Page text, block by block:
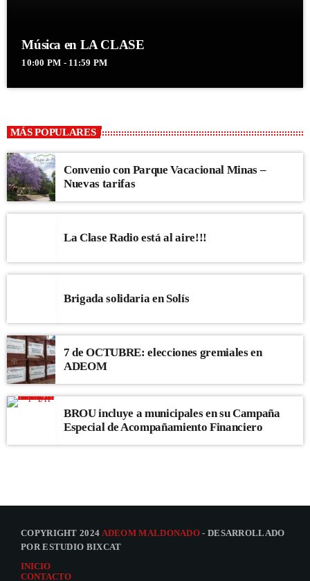
Música en LA CLASE
10:00 PM - 11:59 PM
MÁS POPULARES
Convenio con Parque Vacacional Minas –
Nuevas tarifas
La Clase Radio está al aire!!!
Brigada solidaria en Solís
7 de OCTUBRE: elecciones gremiales en
ADEOM
BROU incluye a municipales en su Campaña
Especial de Acompañamiento Financiero
COPYRIGHT 2024 ADEOM MALDONADO - DESARROLLADO
POR ESTUDIO BIXCAT
INICIO
CONTACTO